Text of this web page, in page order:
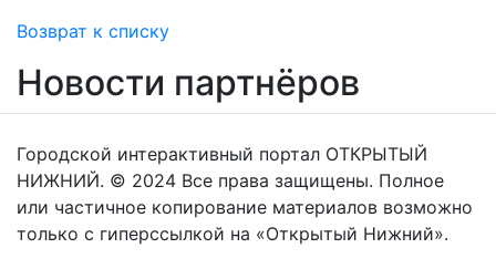
Возврат к списку
Новости партнёров
Городской интерактивный портал ОТКРЫТЫЙ
НИЖНИЙ. © 2024 Все права защищены. Полное
или частичное копирование материалов возможно
только с гиперссылкой на «Открытый Нижний».